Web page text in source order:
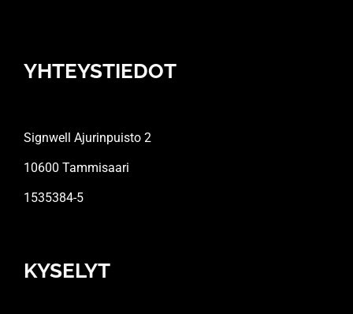
YHTEYSTIEDOT
Signwell Ajurinpuisto 2
10600 Tammisaari
1535384-5
KYSELYT